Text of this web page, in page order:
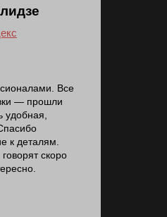
Все
— прошли
удобная,
к деталям.
скоро